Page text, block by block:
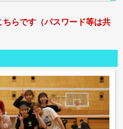
らです（パスワード等は共